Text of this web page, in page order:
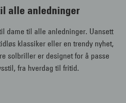
alle anledninger
dame til alle anledninger. Uansett
klassiker eller en trendy nyhet,
solbriller er designet for å passe
fra hverdag til fritid.